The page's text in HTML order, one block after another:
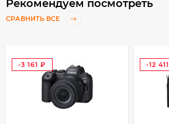
Рекомендуем посмотреть
СРАВНИТЬ ВСЕ
-3 161
₽
-12 411